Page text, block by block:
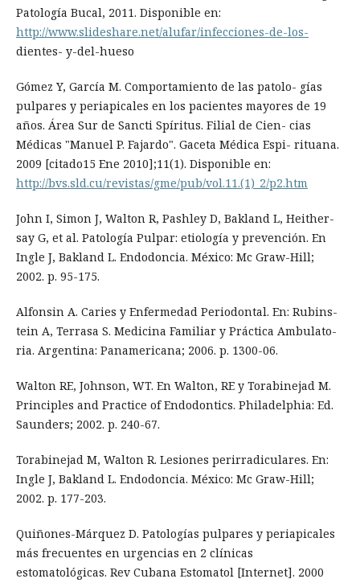
Patología Bucal, 2011. Disponible en:
http://www.slideshare.net/alufar/infecciones-de-los-
dientes- y-del-hueso
Gómez Y, García M. Comportamiento de las patolo- gías
pulpares y periapicales en los pacientes mayores de 19
años. Área Sur de Sancti Spíritus. Filial de Cien- cias
Médicas "Manuel P. Fajardo". Gaceta Médica Espi- rituana.
2009 [citado15 Ene 2010];11(1). Disponible en:
http://bvs.sld.cu/revistas/gme/pub/vol.11.(1)_2/p2.htm
John I, Simon J, Walton R, Pashley D, Bakland L, Heither-
say G, et al. Patología Pulpar: etiología y prevención. En
Ingle J, Bakland L. Endodoncia. México: Mc Graw-Hill;
2002. p. 95-175.
Alfonsin A. Caries y Enfermedad Periodontal. En: Rubins-
tein A, Terrasa S. Medicina Familiar y Práctica Ambulato-
ria. Argentina: Panamericana; 2006. p. 1300-06.
Walton RE, Johnson, WT. En Walton, RE y Torabinejad M.
Principles and Practice of Endodontics. Philadelphia: Ed.
Saunders; 2002. p. 240-67.
Torabinejad M, Walton R. Lesiones perirradiculares. En:
Ingle J, Bakland L. Endodoncia. México: Mc Graw-Hill;
2002. p. 177-203.
Quiñones-Márquez D. Patologías pulpares y periapicales
más frecuentes en urgencias en 2 clínicas
estomatológicas. Rev Cubana Estomatol [Internet]. 2000